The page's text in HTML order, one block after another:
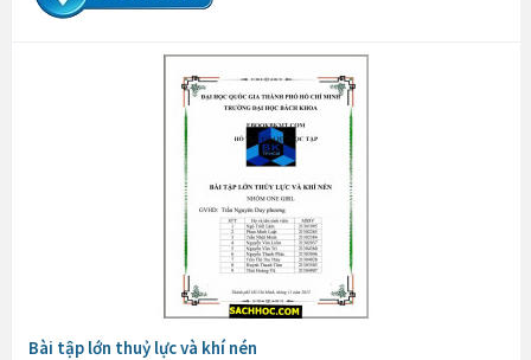
Bài tập lớn thuỷ lực và khí nén